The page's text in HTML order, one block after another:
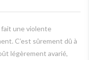
fait une violente
C’est sûrement dû à
légèrement avarié,